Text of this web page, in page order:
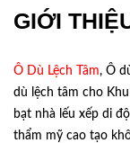
GIỚI
Ô Dù Lệch Tâm, Ô
dù lệch tâm cho
bạt nhà lếu xếp di
thẩm mỹ cao tạo